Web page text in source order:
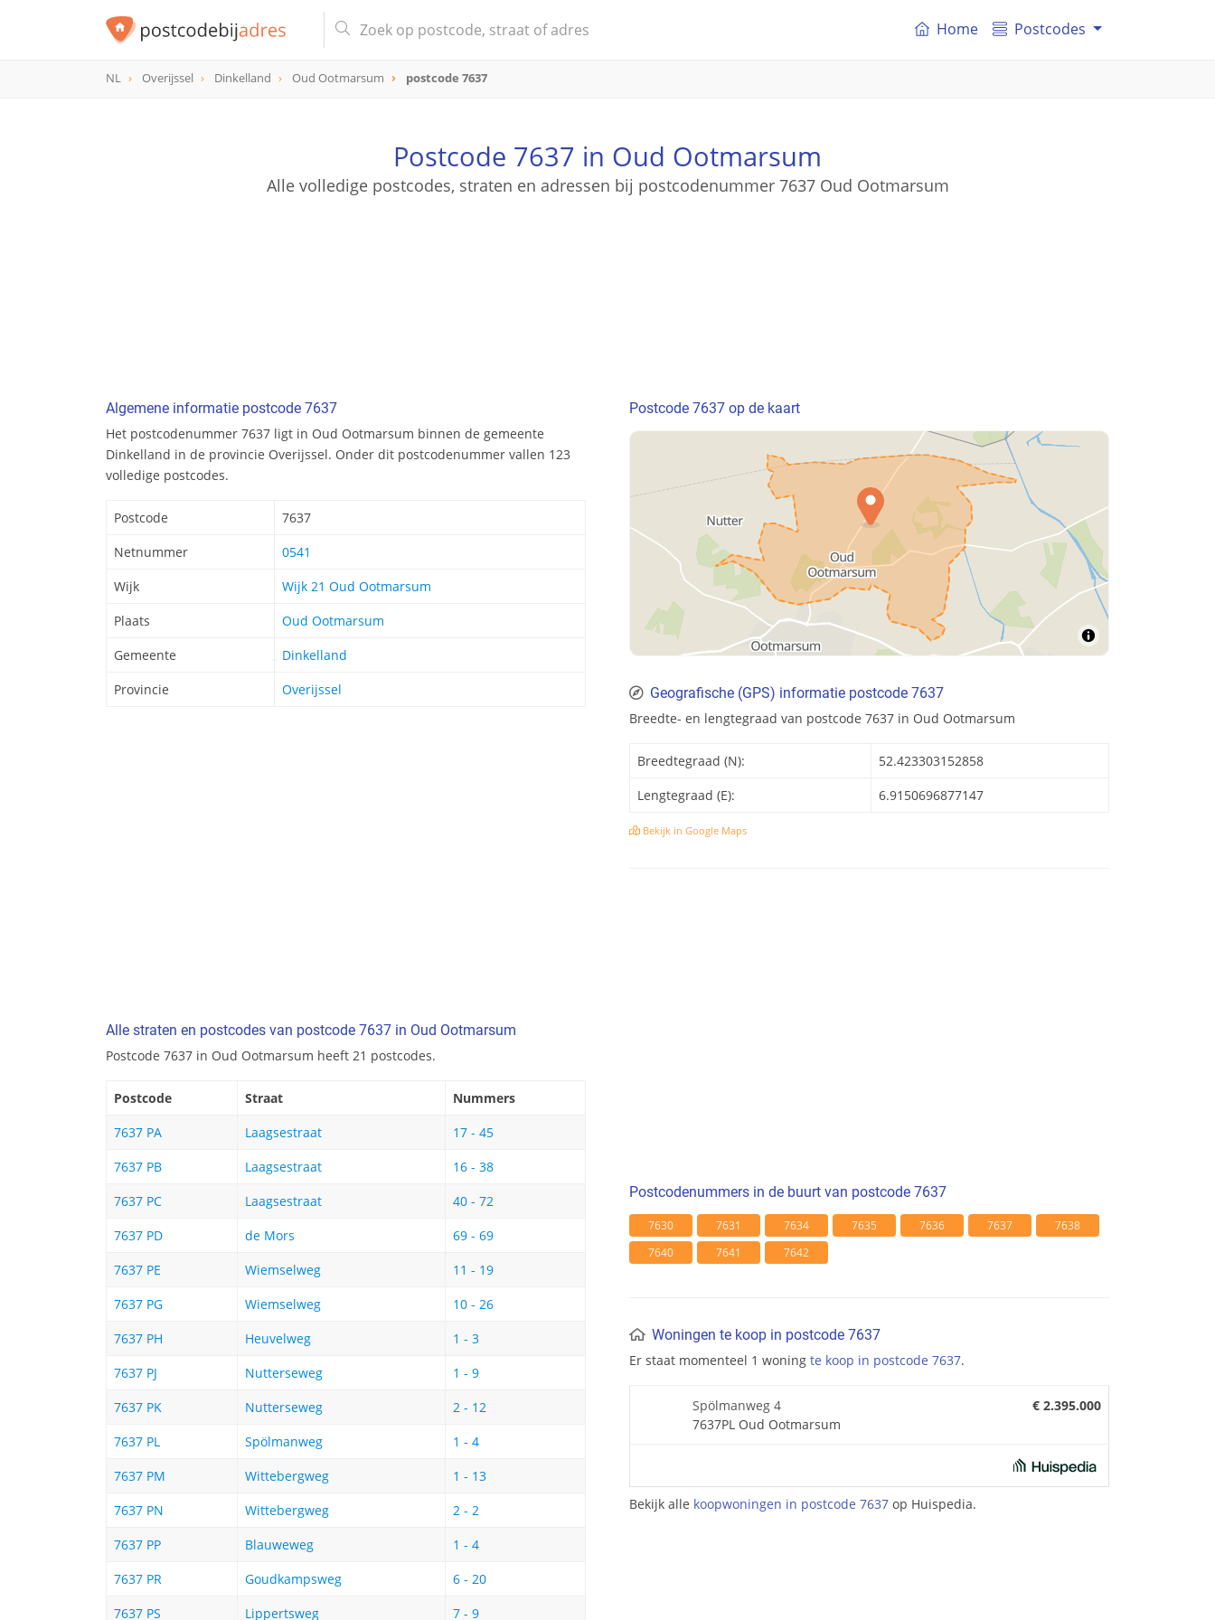
postcode
Home Postcodes
NL Overijssel Dinkelland Oud Ootmarsum postcode 7637
Postcode 7637 in Oud Ootmarsum
Alle volledige postcodes, straten en adressen bij postcodenummer 7637 Oud Ootmarsum
Algemene informatie postcode 7637
Het postcodenummer 7637 ligt in Oud Ootmarsum binnen de gemeente
Dinkelland in de provincie Overijssel. Onder dit postcodenummer vallen 123
volledige postcodes.
Postcode
7637
Netnummer
0541
Wijk
Wijk 21 Oud Ootmarsum
Plaats
Oud Ootmarsum
Gemeente
Dinkelland
Provincie
Overijssel
Alle straten en postcodes van postcode 7637 in Oud Ootmarsum
Postcode 7637 in Oud Ootmarsum heeft 21 postcodes.
Postcode Straat
Nummers
7637 PA
Laagsestraat
17 - 45
7637 PB
Laagsestraat
16 - 38
7637 PC
Laagsestraat
40 - 72
7637 PD
de Mors
69 - 69
7637 PE
Wiemselweg
11 - 19
7637 PG
Wiemselweg
10 - 26
7637 PH
Heuvelweg
1 - 3
7637 PJ
Nutterseweg
1 - 9
7637 PK
Nutterseweg
2 - 12
7637 PL
Spölmanweg
1 - 4
7637 PM
Wittebergweg
1 - 13
7637 PN
Wittebergweg
2 - 2
7637 PP
Blauweweg
1 - 4
7637 PR
Goudkampsweg
6 - 20
7637 PS
Lippertsweg
7 - 9
Postcode 7637 op de kaart
Geografische (GPS) informatie postcode 7637
Breedte- en lengtegraad van postcode 7637 in Oud Ootmarsum
Breedtegraad (N):
52.423303152858
Lengtegraad (E):
6.9150696877147
Bekijk in Google Maps
Postcodenummers in de buurt van postcode 7637
7630 7631 7634 7635 7636 7637
7638
7640
7641 7642
Woningen te koop in postcode 7637
Er staat momenteel 1 woning te koop in postcode 7637.
Spölmanweg 4
7637PL Oud Ootmarsum
€ 2.395.000
Bekijk alle koopwoningen in postcode 7637 op Huispedia.